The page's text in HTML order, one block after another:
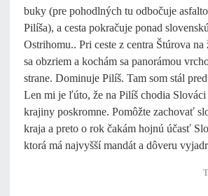
buky (pre pohodlných tu odbočuje
Pilíša), a cesta pokračuje ponad
Ostrihomu.. Pri ceste z centra Štúrova na
sa obzriem a kochám sa panorámou
strane. Dominuje Pilíš. Tam som stál
Len mi je ľúto, že na Pilíš chodia Slováci
krajiny poskromne. Pomôžte zachovať
kraja a preto o rok čakám hojnú účasť
ktorá má najvyšší mandát a dôveru